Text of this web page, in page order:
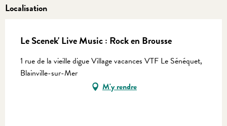
Localisation
Le Scenek' Live Music : Rock en Brousse
1 rue de la vieille digue Village vacances VTF Le Sénéquet,
Blainville-sur-Mer
M'y rendre